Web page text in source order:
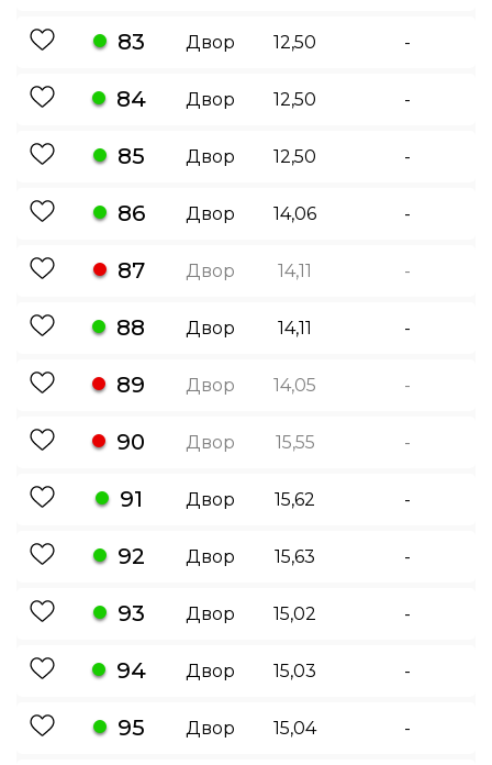
83 Двор 12,50 -
84 Двор 12,50 -
85 Двор 12,50 -
86 Двор 14,06 -
87 Двор 14,11 -
88 Двор 14,11 -
89 Двор 14,05 -
90 Двор 15,55 -
91 Двор 15,62 -
92 Двор 15,63 -
93 Двор 15,02 -
94 Двор 15,03 -
95 Двор 15,04 -